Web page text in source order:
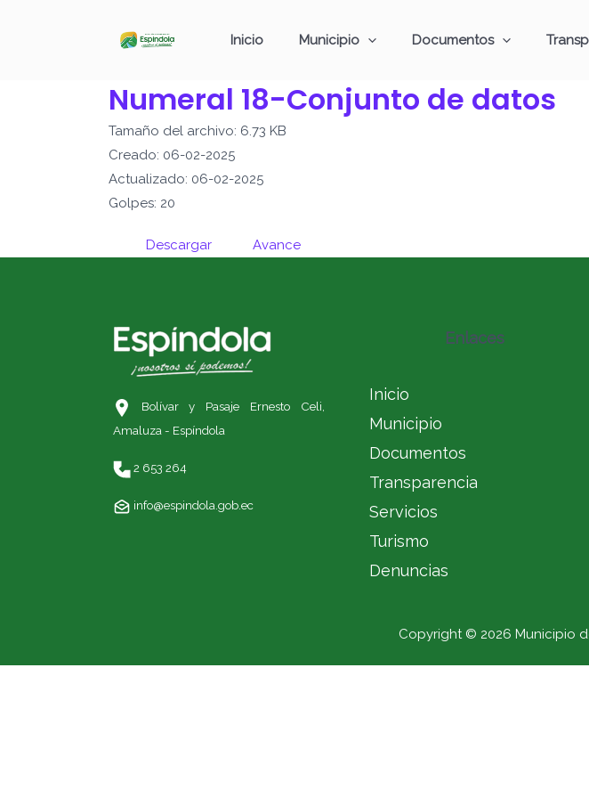
Inicio Municipio Documentos
Numeral 18-Conjunto de datos
Tamaño del archivo: 6.73 KB
Creado: 06-02-2025
Actualizado: 06-02-2025
Golpes: 20
Descargar Avance
Bolívar y Pasaje Ernesto Celi,
Amaluza - Espíndola
2 653 264
info@espindola.gob.ec
Enlaces
Inicio
Municipio
Documentos
Transparencia
Servicios
Turismo
Denuncias
Copyright © 2026 Municipio